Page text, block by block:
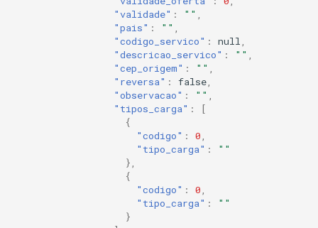
"validade" : ""
"pais" : ""
"codigo_servico" : null
"descricao_servico" : ""
"cep_origem" : ""
"reversa" : false
"observacao" : ""
"tipos_carga" :
[
{
"codigo" : 0
"tipo_carga" :
""
},
{
"codigo" : 0
"tipo_carga" :
""
}